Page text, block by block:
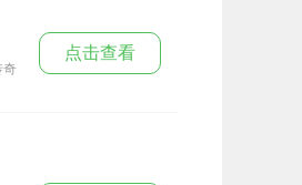
奇
点击查看